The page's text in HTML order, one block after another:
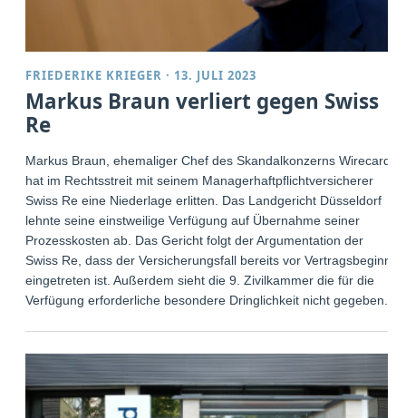
FRIEDERIKE KRIEGER · 13. JULI 2023
Markus Braun verliert gegen Swiss
Re
Markus Braun, ehemaliger Chef des Skandalkonzerns Wirecard,
hat im Rechtsstreit mit seinem Managerhaftpflichtversicherer
Swiss Re eine Niederlage erlitten. Das Landgericht Düsseldorf
lehnte seine einstweilige Verfügung auf Übernahme seiner
Prozesskosten ab. Das Gericht folgt der Argumentation der
Swiss Re, dass der Versicherungsfall bereits vor Vertragsbeginn
eingetreten ist. Außerdem sieht die 9. Zivilkammer die für die
Verfügung erforderliche besondere Dringlichkeit nicht gegeben.